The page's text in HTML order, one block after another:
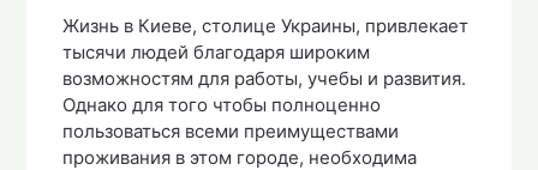
Жизнь в Киеве, столице Украины, привлекает
тысячи людей благодаря широким
возможностям для работы, учебы и развития.
Однако для того чтобы полноценно
пользоваться всеми преимуществами
проживания в этом городе, необходима